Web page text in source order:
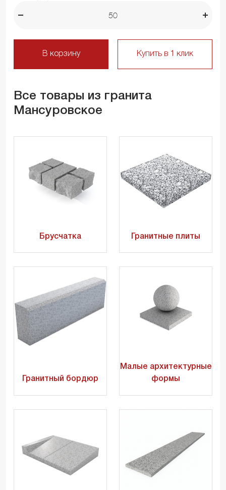
В корзину Купить в 1 клик
Все товары из гранита
Мансуровское
Брусчатка Гранитные плиты
Гранитный бордюр
Малые архитектурные
формы